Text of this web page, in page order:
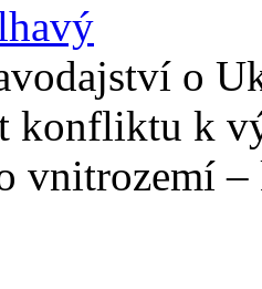
o
konfliktu k
vnitrozemí –